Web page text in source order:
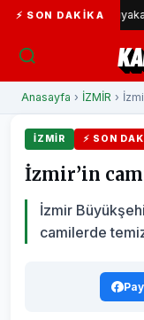
⚡ SON DAKIKA
Karşıyaka
Anasayfa › İZMİR ›
İZMİR ⚡ SON
İzmir’in
İzmir
camilerde